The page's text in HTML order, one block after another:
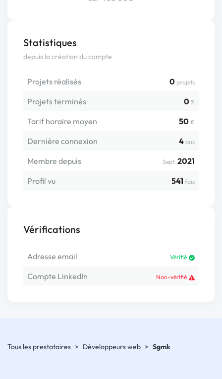
Statistiques
depuis la création du compte
Projets réalisés 0 projets
Projets terminés 0 %
Tarif horaire moyen 50 €
Dernière connexion 4 ans
Membre depuis Sept. 2021
Profil vu
541 fois
Vérifications
Adresse email Vérifié
Compte LinkedIn Non-vérifié
Tous les prestataires > Développeurs web > Sgmk